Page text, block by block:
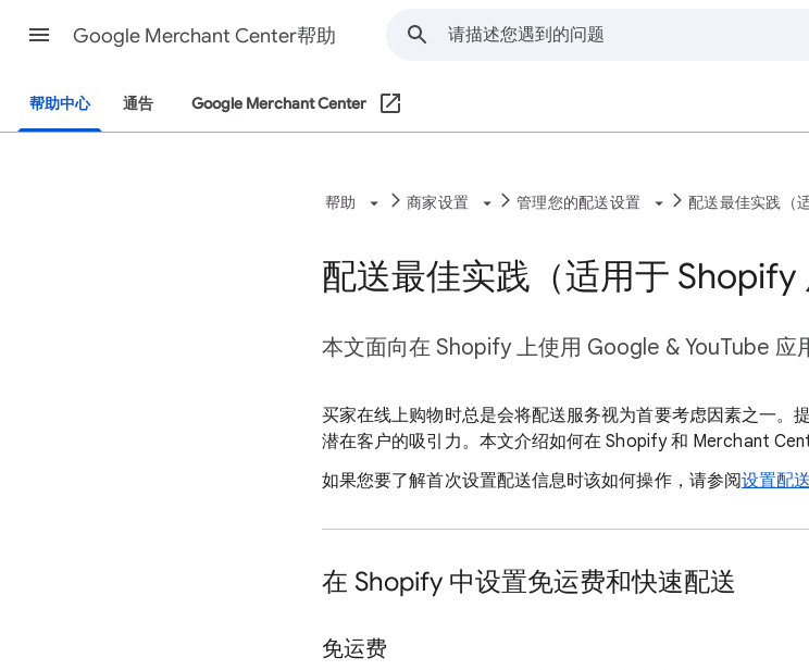
Google Merchant Center帮助
帮助中心 通告 Google Merchant Center
帮助 商家设置 管理您的配送设置 配送最佳实践（
配送最佳实践（适用于 Shopify
本文面向在 Shopify 上使用 Google & YouTube 应
买家在线上购物时总是会将配送服务视为首要考虑因素之一。
潜在客户的吸引力。本文介绍如何在 Shopify 和 Merchant
如果您要了解首次设置配送信息时该如何操作，请参阅设置配
在 Shopify 中设置免运费和快速配送
免运费